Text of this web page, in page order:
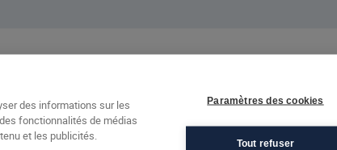
des informations sur les
fonctionnalités de médias
et les publicités.
Paramètres des cookies
Tout refuser